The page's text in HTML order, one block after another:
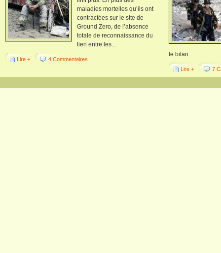
maladies mortelles qu’ils ont
contractées sur le site de
Ground Zero, de l’absence
totale de reconnaissance du
lien entre les...
Lire + 4 Commentaires
le bilan...
Lire + 7